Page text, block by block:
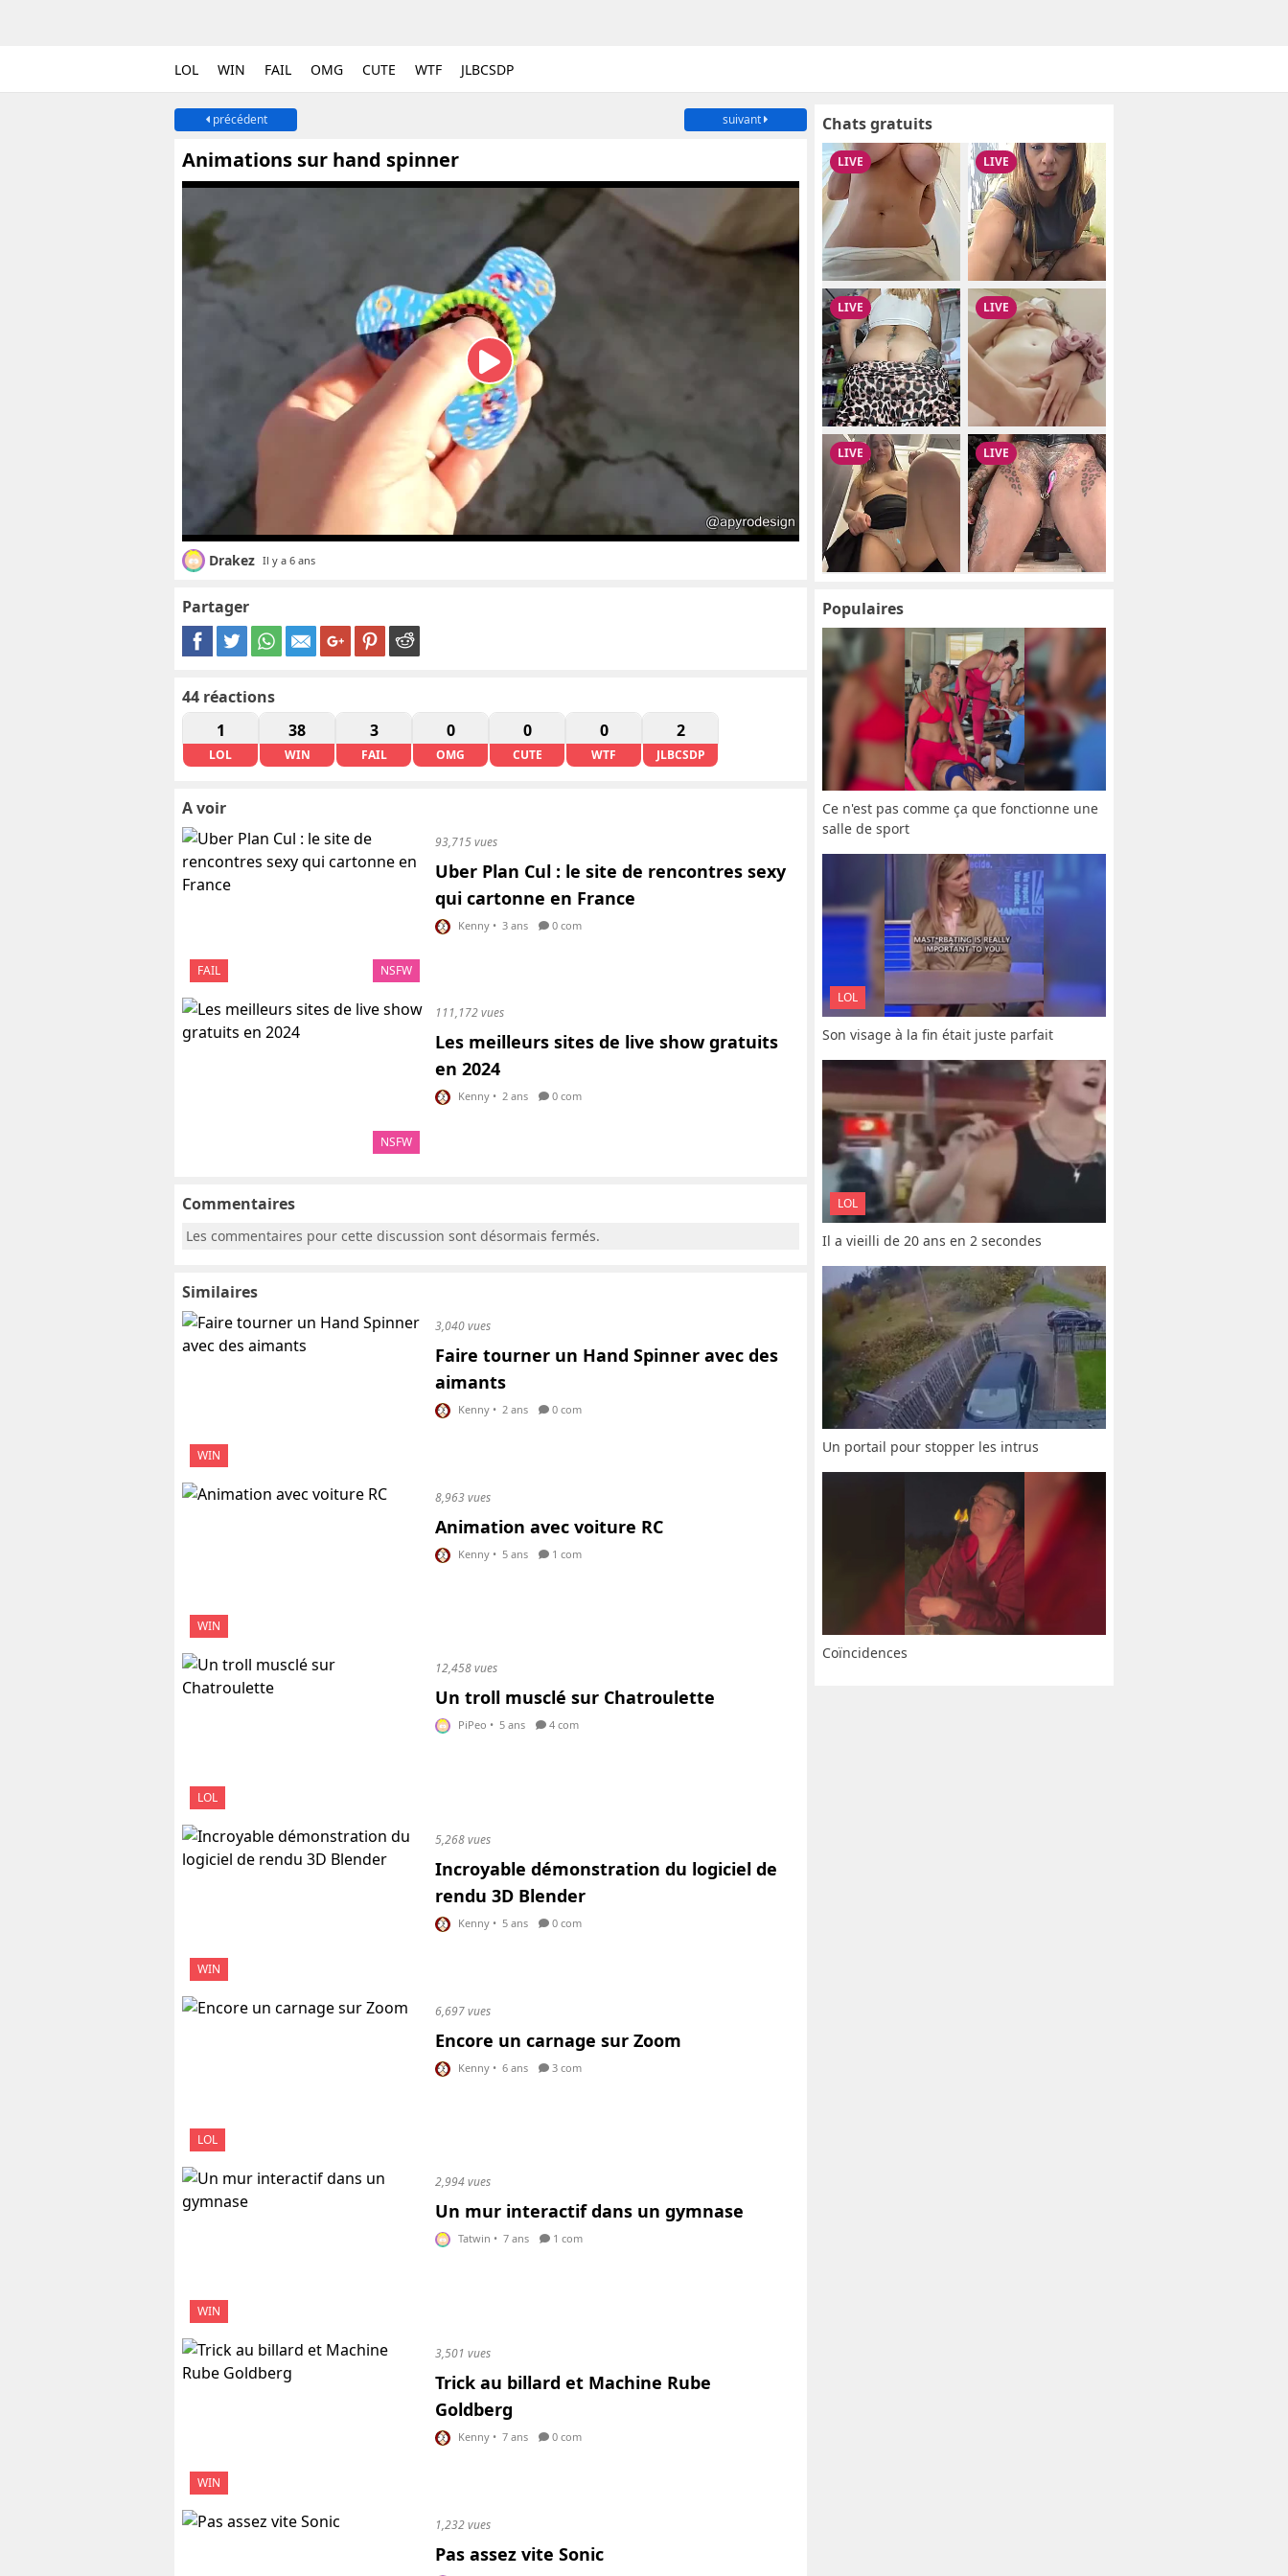
LOL WIN FAIL OMG CUTE WTF JLBCSDP
précédent suivant
Animations sur hand spinner
Drakez Il y a 6 ans
Partager
44 réactions
1
LOL
38
WIN
3
FAIL
0
OMG
0
CUTE
0
WTF
2
JLBCSDP
A voir
FAIL NSFW
93,715 vues
Uber Plan Cul : le site de rencontres sexy
qui cartonne en France
Kenny • 3 ans 0 com
NSFW
111,172 vues
Les meilleurs sites de live show gratuits
en 2024
Kenny • 2 ans 0 com
Commentaires
Les commentaires pour cette discussion sont désormais fermés.
Similaires
WIN
3,040 vues
Faire tourner un Hand Spinner avec des
aimants
Kenny • 2 ans 0 com
WIN
8,963 vues
Animation avec voiture RC
Kenny • 5 ans 1 com
LOL
12,458 vues
Un troll musclé sur Chatroulette
PiPeo • 5 ans 4 com
WIN
5,268 vues
Incroyable démonstration du logiciel de
rendu 3D Blender
Kenny • 5 ans 0 com
LOL
6,697 vues
Encore un carnage sur Zoom
Kenny • 6 ans 3 com
WIN
2,994 vues
Un mur interactif dans un gymnase
Tatwin • 7 ans 1 com
WIN
3,501 vues
Trick au billard et Machine Rube
Goldberg
Kenny • 7 ans 0 com
1,232 vues
Pas assez vite Sonic
Chats gratuits
Populaires
Ce n'est pas comme ça que fonctionne une
salle de sport
LOL
Son visage à la fin était juste parfait
LOL
Il a vieilli de 20 ans en 2 secondes
Un portail pour stopper les intrus
Coïncidences